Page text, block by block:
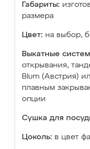
Габариты:
размера
Цвет: на выбор,
Выкатные
открывания,
Blum (Австрия)
плавным
опции
Сушка для
Цоколь: в цвет